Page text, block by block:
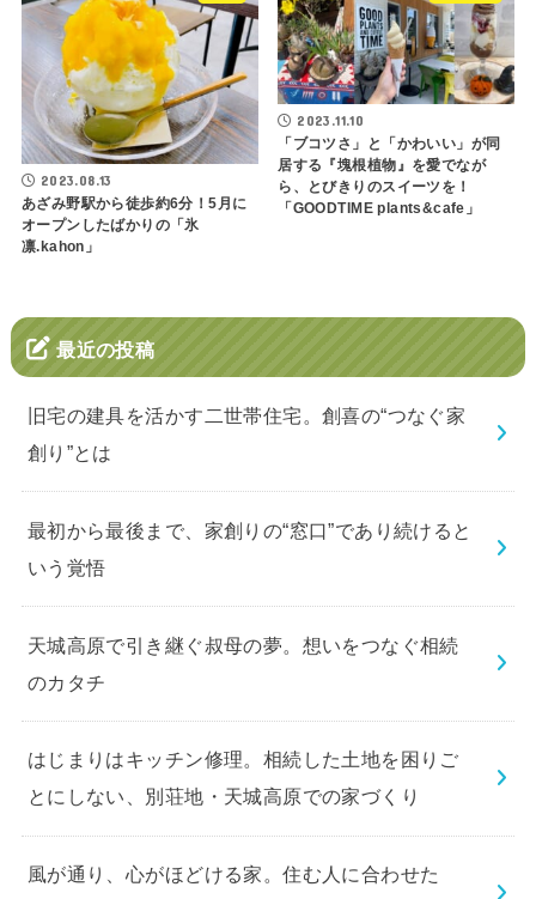
2023.08.13
あざみ野駅から徒歩約6分！5月に
オープンしたばかりの「氷
凛.kahon」
2023.11.10
「ブコツさ」と「かわいい」が同
居する『塊根植物』を愛でなが
ら、とびきりのスイーツを！
「GOODTIME plants&cafe」
最近の投稿
旧宅の建具を活かす二世帯住宅。創喜の“つなぐ家
創り”とは
最初から最後まで、家創りの“窓口”であり続けると
いう覚悟
天城高原で引き継ぐ叔母の夢。想いをつなぐ相続
のカタチ
はじまりはキッチン修理。相続した土地を困りご
とにしない、別荘地・天城高原での家づくり
風が通り、心がほどける家。住む人に合わせた